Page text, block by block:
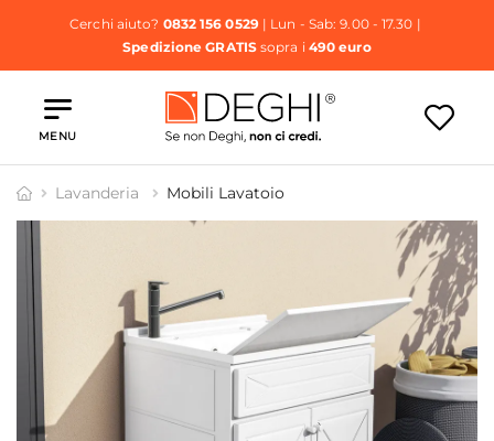
Cerchi aiuto? 0832 156 0529| Lun - Sab: 9.00 - 17.30 |
Spedizione GRATISsopra i 490 euro
MENU
Lavanderia Mobili Lavatoio